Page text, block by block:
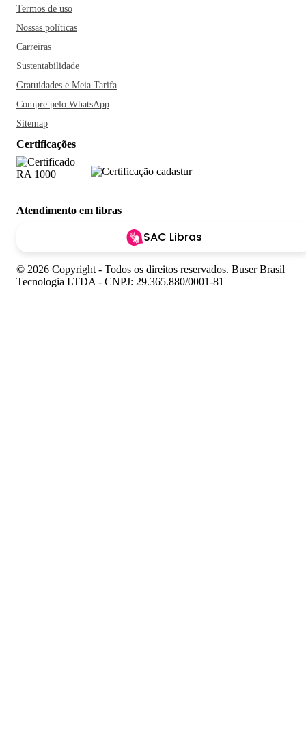
Termos de uso
Nossas políticas
Carreiras
Sustentabilidade
Gratuidades e Meia Tarifa
Compre pelo WhatsApp
Sitemap
Certificações
Atendimento em libras
SAC Libras
© 2026 Copyright - Todos os direitos reservados. Buser Brasil
Tecnologia LTDA - CNPJ: 29.365.880/0001-81